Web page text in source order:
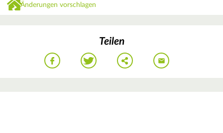
Änderungen vorschlagen
Teilen